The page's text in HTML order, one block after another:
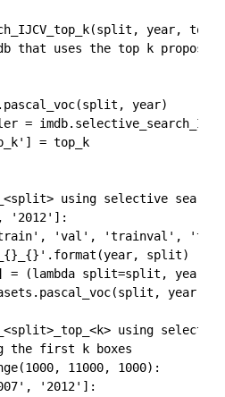
year,
that uses the top k
year)
=
= top_k
using selective search
'2012']:
'val', 'trainval',
split)
= (lambda split=split,
year))
using
the first k boxes
11000, 1000):
'2012']: